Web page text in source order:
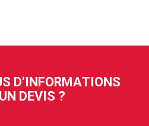
D‘INFORMATIONS
DEVIS ?